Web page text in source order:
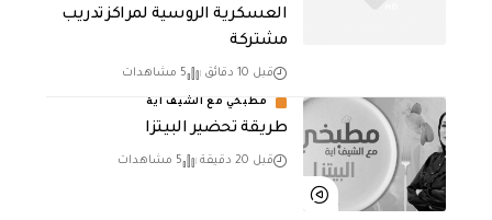
العسكرية الروسية لمراكز تدريب
مشتركة
قبل 10 دقائق 5 مشاهدات
مطبخي مع الشيف اية
طريقة تحضير البيتزا
قبل 20 دقيقة 5 مشاهدات